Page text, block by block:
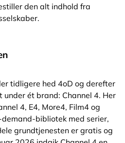
den alt indhold fra
tidligere hed 4oD og derefter
ét brand: Channel 4. Her
4, E4, More4, Film4 og
bibliotek med serier,
grundtjenesten er gratis og